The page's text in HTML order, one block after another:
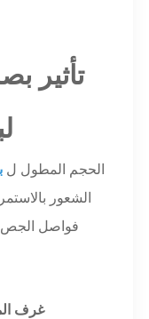
الحجم المطول ل
الشعور
فواصل الجص،
غرف